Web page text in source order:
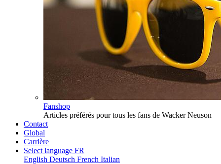
Fanshop
Articles préférés pour tous les fans de Wacker Neuson
Contact
Global
Carrière
Select language FR
English Deutsch French Italian